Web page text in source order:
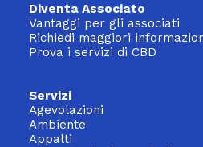
Diventa Associato
Vantaggi per gli associati
Richiedi maggiori
Prova i servizi di CBD
Servizi
Agevolazioni
Ambiente
Appalti